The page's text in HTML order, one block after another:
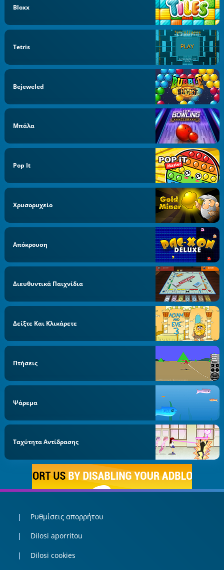
Bloxx
Tetris
Bejeweled
Μπάλα
Pop It
Χρυσορυχείο
Απόκρουση
Διευθυντικά Παιχνίδια
Δείξτε Και Κλικάρετε
Πτήσεις
Ψάρεμα
Ταχύτητα Αντίδρασης
Ρυθμίσεις απορρήτου
Dilosi aporritou
Dilosi cookies